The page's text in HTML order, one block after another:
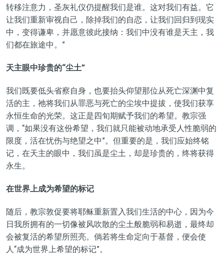
转移注意力，圣灰礼仪仍提醒我们是谁。这对我们有益。它
让我们重新审视自己，除掉我们的自恋，让我们回归到现实
中，变得谦卑，并愿意彼此接纳：我们中没有谁是天主，我
们都在旅途中。”
天主眼中珍贵的“尘土”
我们既要低头省察自身，也要抬头仰望那位从死亡深渊中复
活的主，祂将我们从罪恶与死亡的尘埃中提拔，使我们获享
永恒生命的光荣。这正是四旬期赋予我们的希望。教宗强
调，“如果没有这份希望，我们就只能被动地承受人性脆弱的
限度，活在忧伤与绝望之中”。但重要的是，我们应始终铭
记，在天主的眼中，我们虽是尘土，却是珍贵的，终将获得
永生。
在世界上成为希望的标记
随后，教宗敦促要将耶稣重新置入我们生活的中心，因为今
日我所拥有的一切像被风吹散的尘土般脆弱和易逝，最终却
会被复活的希望所照亮。倘若将生命定向于基督，便会使
人“成为世界上希望的标记”。